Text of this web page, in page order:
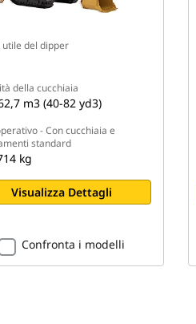
utile del dipper
della cucchiaia
m3 (40-82 yd3)
- Con cucchiaia e
standard
kg
Visualizza Dettagli
Confronta i modelli